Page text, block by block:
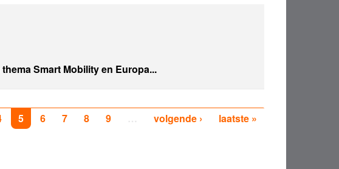
Smart Mobility en Europa...
5 6 7 8 9 … volgende › laatste »